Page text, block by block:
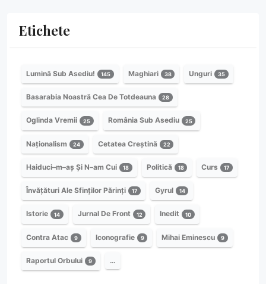
Etichete
Lumină Sub Asediu! 145 Maghiari 38 Unguri 35
Basarabia Noastră Cea De Totdeauna 28
Oglinda Vremii 25 România Sub Asediu 25
Naționalism 24 Cetatea Creștină 22
Haiduci–m–aș Și N–am Cui 18 Politică 18 Curs 17
Învățături Ale Sfinților Părinți 17 Gyrul 14
Istorie 14 Jurnal De Front 12 Inedit 10
Contra Atac 9 Iconografie 9 Mihai Eminescu 9
Raportul Orbului 9 …